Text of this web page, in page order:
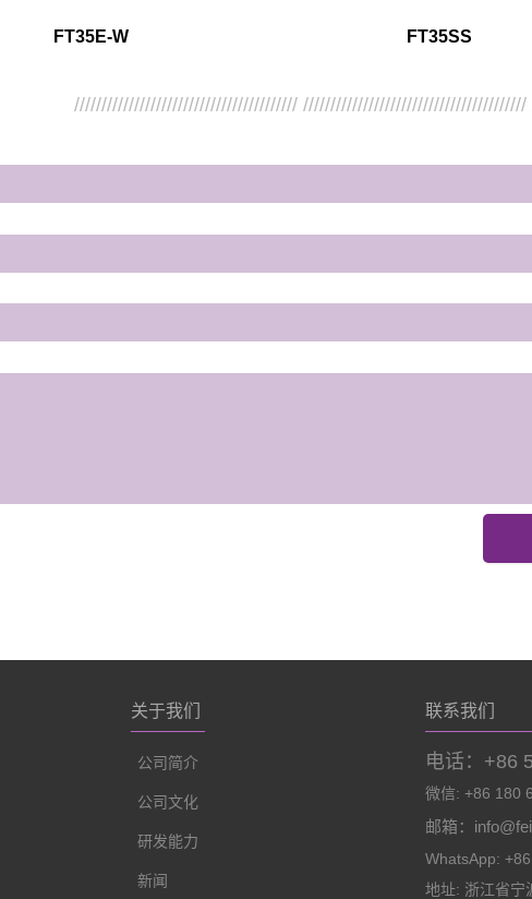
FT35E-W FT35SS
/////////////////////////////////////////
关于我们
公司简介
公司文化
研发能力
新闻
联系我们
电话：+86
微信: +86 180
邮箱：
WhatsApp:
地址: 浙江省宁